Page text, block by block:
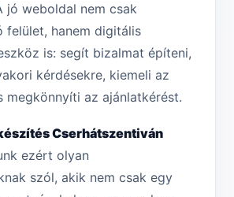
jó weboldal nem csak
felület, hanem digitális
is: segít bizalmat építeni,
kérdésekre, kiemeli az
megkönnyíti az ajánlatkérést.
Cserhátszentiván
ezért olyan
szól, akik nem csak egy